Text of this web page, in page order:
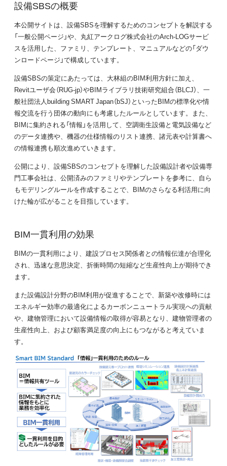
設備SBSの概要
本公開サイトは、設備SBSを理解するためのコンセプトを解説する
「一般公開ページ」や、丸紅アークログ株式会社のArch-LOGサービ
スを活用した、ファミリ、テンプレート、マニュアルなどの「ダウ
ンロードページ」で構成しています。
設備SBSの策定にあたっては、大林組のBIM利用方針に加え、
Revitユーザ会（RUG-jp）やBIMライブラリ技術研究組合（BLCJ）、一
般社団法人building SMART Japan（bSJ）といったBIMの標準化や情
報交流を行う団体の動向にも考慮したルールとしています。また、
BIMに集約される「情報」を活用して、空調衛生設備と電気設備など
のデータ連携や、機器の仕様情報のリスト連携、諸元表や計算書へ
の情報連携も順次進めていきます。
公開により、設備SBSのコンセプトを理解した設備設計者や設備専
門工事会社は、公開済みのファミリやテンプレートを参考に、自ら
もモデリングルールを作成することで、BIMのさらなる利活用に向
けた輪が広がることを目指しています。
BIM一貫利用の効果
BIMの一貫利用により、建設プロセス関係者との情報伝達が合理化
され、迅速な意思決定、折衝時間の短縮など生産性向上が期待でき
ます。
また設備設計分野のBIM利用が促進することで、新築や改修時には
エネルギー効率の最適化によるカーボンニュートラル実現への貢献
や、建物管理において設備情報の取得が容易となり、建物管理者の
生産性向上、および顧客満足度の向上にもつながると考えていま
す。